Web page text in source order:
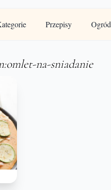
Przepisy Ogród
na-sniadanie